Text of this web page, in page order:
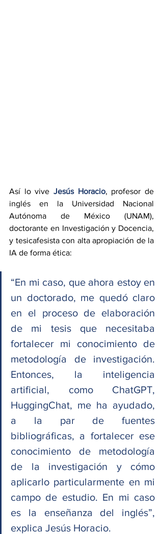
Así lo vive Jesús Horacio, profesor de
inglés en la Universidad Nacional
Autónoma de México (UNAM),
doctorante en Investigación y Docencia,
y tesicafesista con alta apropiación de la
IA de forma ética:
“En mi caso, que ahora estoy en
un doctorado, me quedó claro
en el proceso de elaboración
de mi tesis que necesitaba
fortalecer mi conocimiento de
metodología de investigación.
Entonces, la inteligencia
artificial, como ChatGPT,
HuggingChat, me ha ayudado,
a la par de fuentes
bibliográficas, a fortalecer ese
conocimiento de metodología
de la investigación y cómo
aplicarlo particularmente en mi
campo de estudio. En mi caso
es la enseñanza del inglés”,
explica Jesús Horacio.